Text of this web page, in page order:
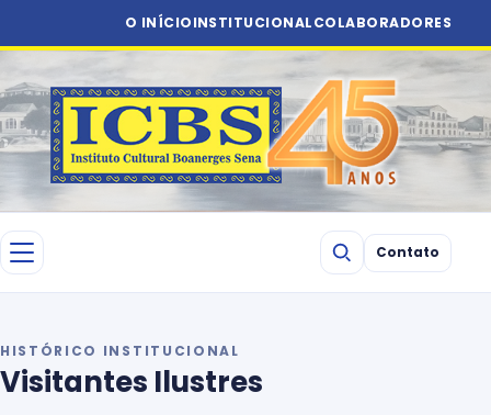
O INÍCIOINSTITUCIONALCOLABORADORES
Contato
HISTÓRICO INSTITUCIONAL
Visitantes Ilustres